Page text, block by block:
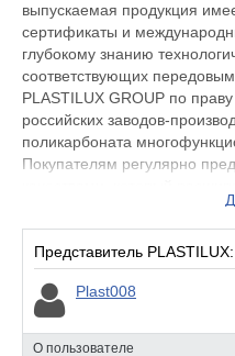
выпускаемая продукция
сертификаты и
глубокому знанию
соответствующих
PLASTILUX GROUP по
российских заводов-
поликарбоната
Покупателям регулярно
ассортимент
Источник: https://
Представитель PLASTILUX:
Plast008
О пользователе